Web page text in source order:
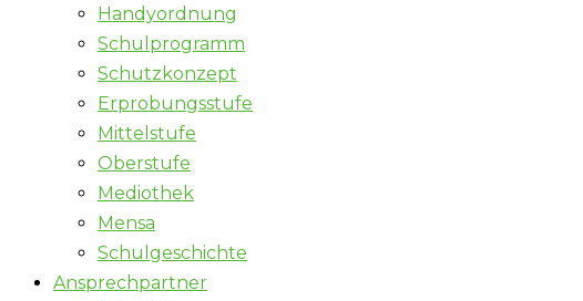
Handyordnung
Schulprogramm
Schutzkonzept
Erprobungsstufe
Mittelstufe
Oberstufe
Mediothek
Mensa
Schulgeschichte
Ansprechpartner